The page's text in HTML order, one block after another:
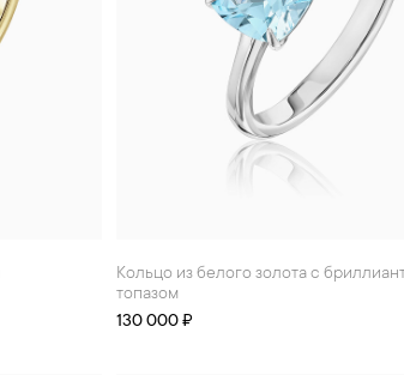
Кольцо из белого золота с бриллиантами и
топазом
130 000 ₽